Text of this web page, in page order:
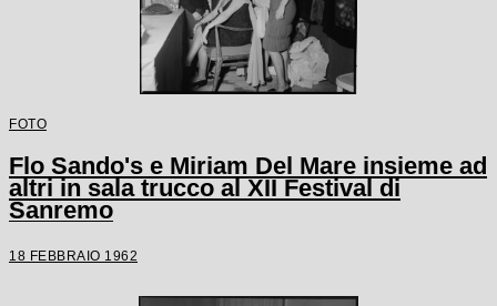
FOTO
Flo Sando's e Miriam Del Mare insieme ad
altri in sala trucco al XII Festival di
Sanremo
18 FEBBRAIO 1962